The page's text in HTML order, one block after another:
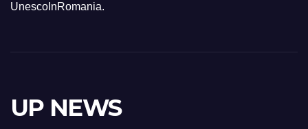
UnescoInRomania.
UP NEWS